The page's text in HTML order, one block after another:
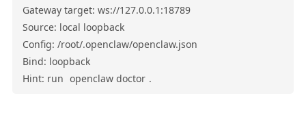
Gateway target: ws://127.0.0.1:18789
Source: local loopback
Config: /root/.openclaw/openclaw.json
Bind: loopback
Hint: run openclaw doctor